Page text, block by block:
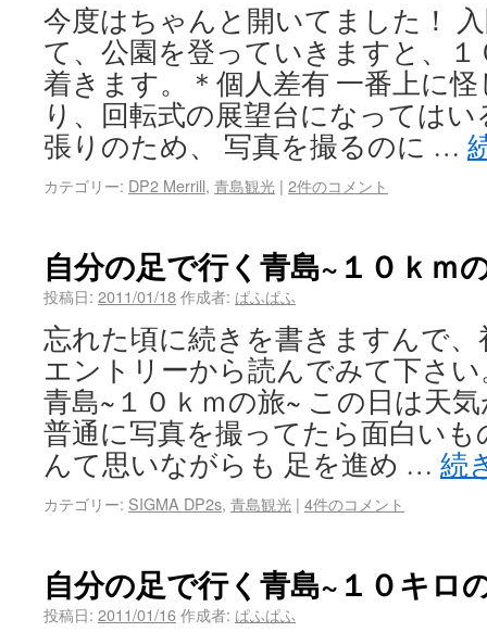
今度はちゃんと開いてました！
て、公園を登っていきますと、
着きます。＊個人差有 一番上に
り、回転式の展望台になっては
張りのため、 写真を撮るのに …
カテゴリー: DP2 Merrill, 青島観光 | 2件のコメント
自分の足で行く青島~１０ｋｍ
投稿日: 2011/01/18作成者: ぱふぱふ
忘れた頃に続きを書きますんで
エントリーから読んでみて下さ
青島~１０ｋｍの旅~ この日は天
普通に写真を撮ってたら面白い
んて思いながらも 足を進め … 続
カテゴリー: SIGMA DP2s, 青島観光 | 4件のコメント
自分の足で行く青島~１０キロ
投稿日: 2011/01/16作成者: ぱふぱふ